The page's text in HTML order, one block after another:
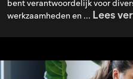
bent verantwoordelijk voor
werkzaamheden en ... Lees